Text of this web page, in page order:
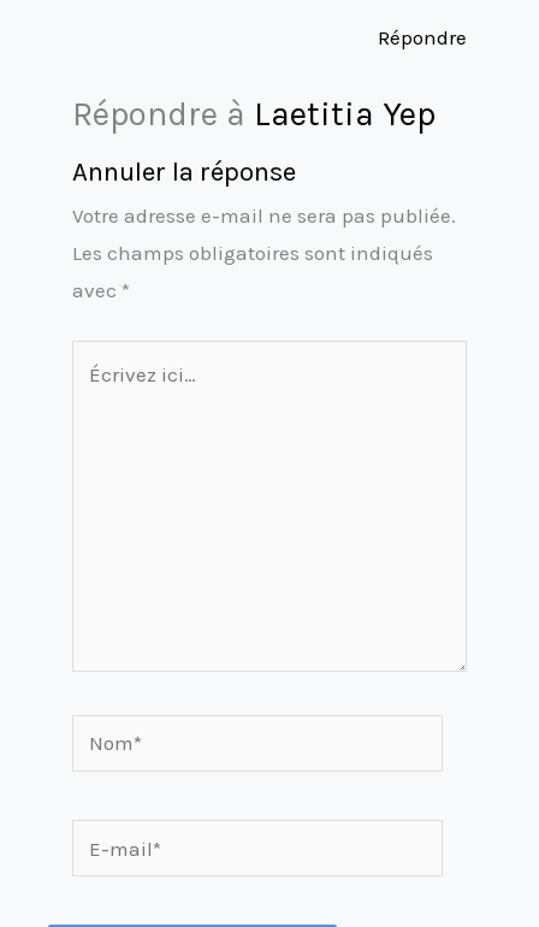
Répondre
Répondre à Laetitia Yep
Annuler la réponse
Votre adresse e-mail ne sera pas publiée.
Les champs obligatoires sont indiqués
avec *
mail*